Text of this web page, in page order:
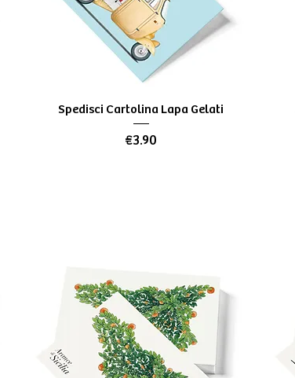
Quick View
Spedisci Cartolina Lapa Gelati
Price
€3.90